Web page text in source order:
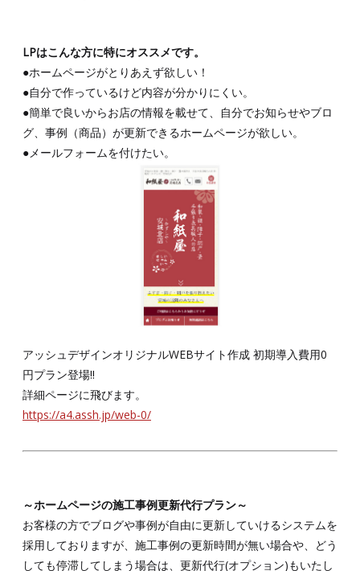
LPはこんな方に特にオススメです。
●ホームページがとりあえず欲しい！
●自分で作っているけど内容が分かりにくい。
●簡単で良いからお店の情報を載せて、自分でお知らせやブロ
グ、事例（商品）が更新できるホームページが欲しい。
●メールフォームを付けたい。
アッシュデザインオリジナルWEBサイト作成 初期導入費用0
円プラン登場!!
詳細ページに飛びます。
https://a4.assh.jp/web-0/
～ホームページの施工事例更新代行プラン～
お客様の方でブログや事例が自由に更新していけるシステムを
採用しておりますが、施工事例の更新時間が無い場合や、どう
しても停滞してしまう場合は、更新代行(オプション)もいたし